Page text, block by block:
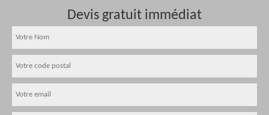
Devis gratuit immédiat